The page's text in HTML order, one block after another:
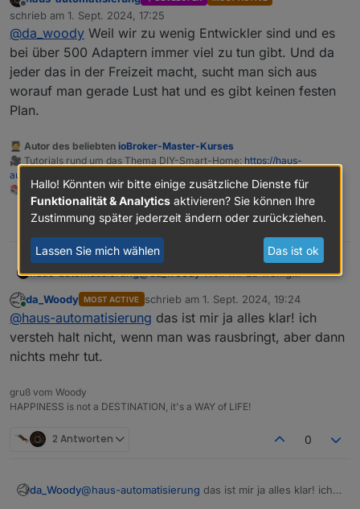
Offline
schrieb am 1. Sept. 2024, 17:25
zuletzt editiert von
@da_woody Weil wir zu wenig Entwickler sind und es
bei über 500 Adaptern immer viel zu tun gibt. Und da
jeder das in der Freizeit macht, sucht man sich aus
worauf man gerade Lust hat und es gibt keinen festen
Plan.
🧑‍🎓 Autor des beliebten ioBroker-Master-Kurses
🎥 Tutorials rund um das Thema DIY-Smart-Home: https://haus-
automatisierung.com/
📚 MeineDokumentation
1
haus-automatisierung@da_woodyWeil wir zu wenig
Adaptern immer viel zu tun gibt. Und da
jeder das in der Freizeit macht, sucht
man sich aus worauf man gerade Lust
hat und es gibt keinen festen Plan.
Online
da_Woody MOST ACTIVE schrieb am 1. Sept. 2024, 19:24
zuletzt editiert von
@haus-automatisierung das ist mir ja alles klar! ich
versteh halt nicht, wenn man was rausbringt, aber dann
nichts mehr tut.
gruß vom Woody
HAPPINESS is not a DESTINATION, it's a WAY of LIFE!
2 Antworten 0
da_Woody@haus-automatisierung das ist mir ja alles klar! ich
Hallo! Könnten wir bitte einige zusätzliche Dienste für
Funktionalität & Analytics aktivieren? Sie können Ihre
Zustimmung später jederzeit ändern oder zurückziehen.
Lassen Sie mich wählen Das ist ok